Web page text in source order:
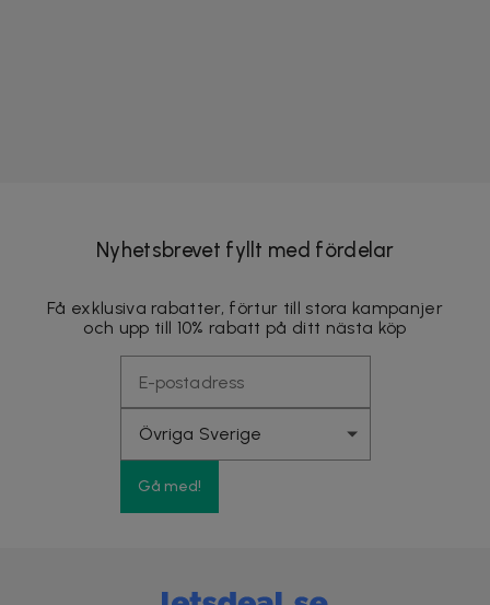
Nyhetsbrevet fyllt med fördelar
Få exklusiva rabatter, förtur till stora kampanjer
och upp till 10% rabatt på ditt nästa köp
Gå med!